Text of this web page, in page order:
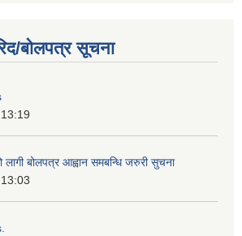
बोलपत्र सूचना
लागी बोलपत्र आह्वान समबन्धि जरुरी सुचना